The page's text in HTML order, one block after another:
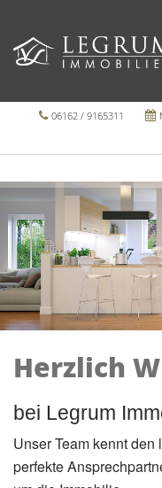
06162 / 9165311
Herzlich
bei Legrum
Unser Team kennt
perfekte